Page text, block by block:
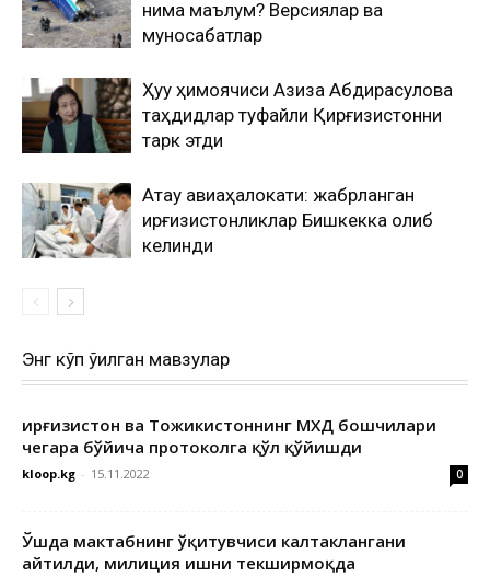
нима маълум? Версиялар ва
муносабатлар
Ҳуқуқ ҳимоячиси Азиза Абдирасулова
таҳдидлар туфайли Қирғизистонни
тарк этди
Ақтау авиаҳалокати: жабрланган
қирғизистонликлар Бишкекка олиб
келинди
Энг кўп ўқилган мавзулар
Қирғизистон ва Тожикистоннинг МХДҚ бошчилари
чегара бўйича протоколга қўл қўйишди
kloop.kg - 15.11.2022 0
Ўшда мактабнинг ўқитувчиси калтаклангани
айтилди, милиция ишни текширмоқда